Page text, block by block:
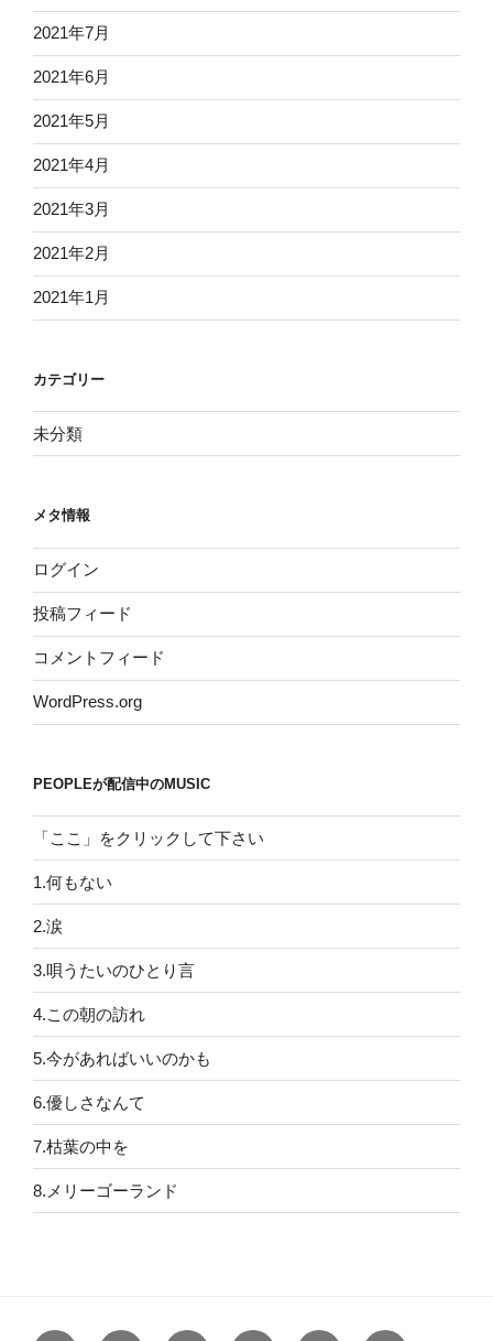
2021年7月
2021年6月
2021年5月
2021年4月
2021年3月
2021年2月
2021年1月
カテゴリー
未分類
メタ情報
ログイン
投稿フィード
コメントフィード
WordPress.org
PEOPLEが配信中のMUSIC
「ここ」をクリックして下さい
1.何もない
2.涙
3.唄うたいのひとり言
4.この朝の訪れ
5.今があればいいのかも
6.優しさなんて
7.枯葉の中を
8.メリーゴーランド